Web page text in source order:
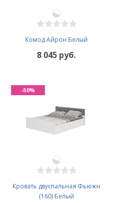
Комод Айрон Белый
8 045 руб.
Кровать двуспальная Фьюжн
(160) Белый
-50%